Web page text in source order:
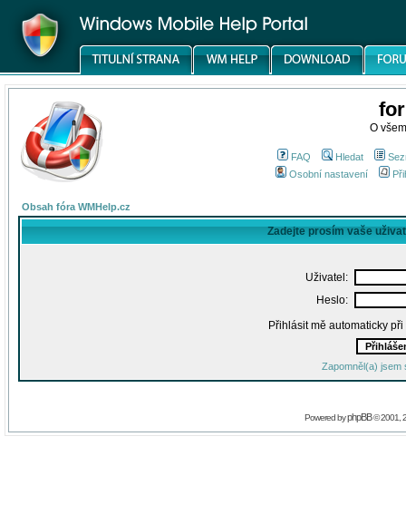
O
FAQ Hledat
Osobní nastavení
Obsah fóra WMHelp.cz
Zadejte prosím vaše
Uživatel:
Heslo:
Přihlásit mě automaticky
Zapomněl(a) jsem
Powered byphpBB© 2001,